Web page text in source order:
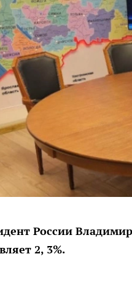
России
2, 3%.